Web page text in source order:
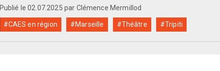
Publié le 02.07.2025 par Clémence Mermillod
#CAES en région #Marseille #Théâtre #Tripiti